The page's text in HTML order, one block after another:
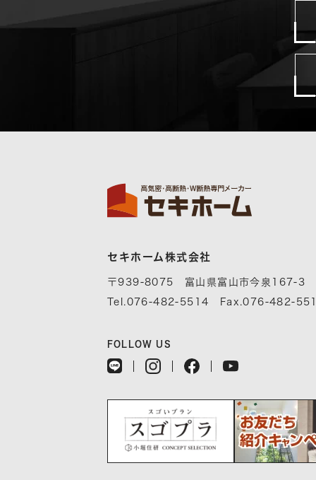
セキホーム株式会社
〒939-8075 富山県富山市今泉167-3
Tel.076-482-5514 Fax.076-482-
FOLLOW US